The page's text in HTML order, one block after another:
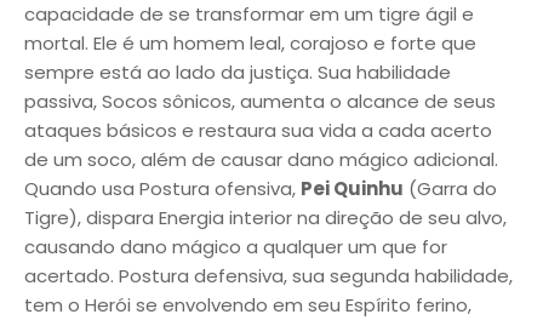
capacidade de se transformar em um tigre ágil e
mortal. Ele é um homem leal, corajoso e forte que
sempre está ao lado da justiça. Sua habilidade
passiva, Socos sônicos, aumenta o alcance de seus
ataques básicos e restaura sua vida a cada acerto
de um soco, além de causar dano mágico adicional.
Quando usa Postura ofensiva, Pei Quinhu (Garra do
Tigre), dispara Energia interior na direção de seu alvo,
causando dano mágico a qualquer um que for
acertado. Postura defensiva, sua segunda habilidade,
tem o Herói se envolvendo em seu Espírito ferino,